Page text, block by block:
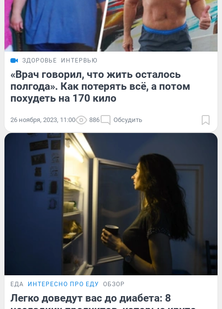
ЗДОРОВЬЕ ИНТЕРВЬЮ
«Врач говорил, что жить осталось
полгода». Как потерять всё, а потом
похудеть на 170 кило
26 ноября, 2023, 11:00 886 Обсудить
ЕДА ИНТЕРЕСНО ПРО ЕДУ ОБЗОР
Легко доведут вас до диабета: 8